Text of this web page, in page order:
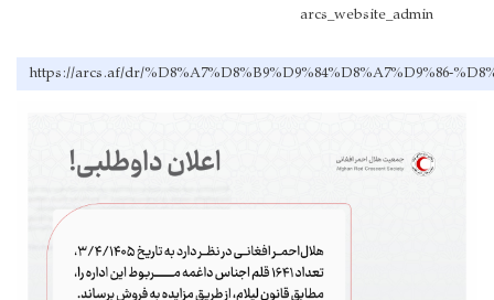
arcs_website_admin
https://arcs.af/dr/%D8%A7%D8%B9%D9%84%D8%A7%D9%86-